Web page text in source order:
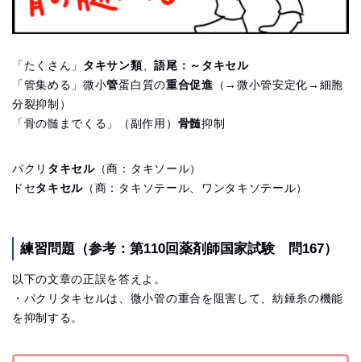
「たくさん」 タキサン類 、語尾：～タキセル
「管集める」微小管蛋白質の重合促進 （→微小管安定化→細胞
分裂抑制）
「骨の髄までくる」（副作用） 骨髄抑制
パクリ タキセル（商：タキソール）
ドセタキセル （商：タキソテール、ワンタキソテール）
練習問題（参考：第110回薬剤師国家試験 問167）
以下の文章の正誤を答えよ。
・パクリタキセルは、微小管の重合を阻害して、 紡錘糸の機能
を抑制する。